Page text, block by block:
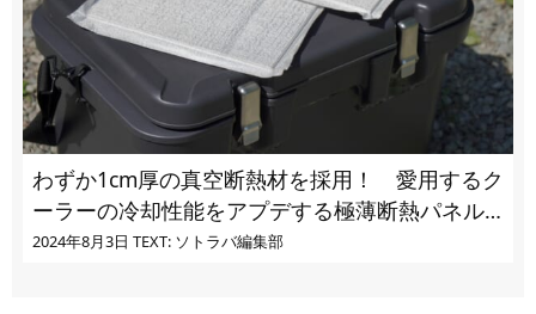
わずか1cm厚の真空断熱材を採用！ 愛用するク
ーラーの冷却性能をアプデする極薄断熱パネル
の実力とは
2024年8月3日 TEXT: ソトラバ編集部